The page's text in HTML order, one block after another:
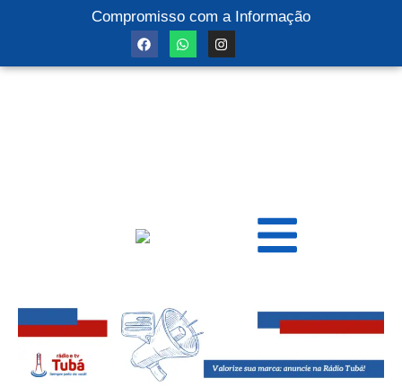
Compromisso com a Informação